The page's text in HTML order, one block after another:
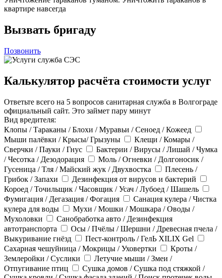
квартире навсегда
Вызвать бригаду
Позвонить
Калькулятор расчёта стоимости услуг
Ответьте всего на 5 вопросов санитарная служба в Волгограде
официальный сайт. Это займет пару минут
Вид вредителя:
Клопы / Тараканы / Блохи / Муравьи / Сеноед / Кожеед
Мыши палёвки / Крысы/ Грызуны
Клещи / Комары /
Сверчки / Пауки / Гнус
Бактерии / Вирусы / Лишай / Чумка
/ Чесотка / Дезодорация
Моль / Огневки / Долгоносик /
Гусеница / Тля / Майский жук / Двухвостка
Плесень /
Грибок / Запахи
Дезинфекция от вирусов и бактерий
Короед / Точильщик / Часовщик / Усач / Лубоед / Шашель
Фумигация / Дегазация / Фогация
Санация кулера / Чистка
кулера для воды
Мухи / Мошки / Мошкара / Оводы /
Мухоловки
Санобработка авто / Дезинфекция
автотранспорта
Осы / Пчёлы / Шершни / Древесная пчела /
Выкуривание гнёзд
Пест-контроль / ГелЬ XILIX Gel
Сахарная чешуйница / Мокрицы / Уховертки
Кроты /
Землеройки / Суслики
Летучие мыши / Змеи /
Отпугивание птиц
Сушка домов / Сушка под стяжкой /